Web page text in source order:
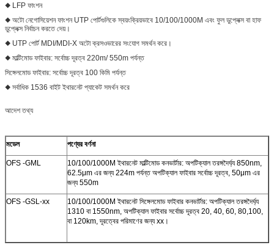
◆ LFP ফাংশন
◆ অটো নেগোসিয়েশন ফাংশন UTP পোর্টগুলিকে স্বয়ংক্রিয়ভাবে 10/100/1000M এবং ফুল ডুপ্লেক্স বা হাফ
ডুপ্লেক্স নির্বাচন করতে দেয়।
◆ UTP পোর্ট MDI/MDI-X অটো ক্রসওভারের সংযোগ সমর্থন করে।
◆ মাল্টিমোড ফাইবার: সর্বোচ্চ দূরত্ব 220m/ 550m পর্যন্ত
সিঙ্গেলমোড ফাইবার: সর্বোচ্চ দূরত্ব 100 কিমি পর্যন্ত
◆ সর্বাধিক 1536 বাইট ইথারনেট প্যাকেট সমর্থন করে
আদেশ তথ্য
মডেল পণ্যের বর্ণনা
OFS -GML
10/100/1000M ইথারনেট মাল্টিমোড কনভার্টার: অপটিক্যাল তরঙ্গদৈর্ঘ্য 850nm,
62.5μm এর জন্য 224m পর্যন্ত অপটিক্যাল ফাইবার সর্বোচ্চ দূরত্ব, 50μm এর
জন্য 550m
OFS -GSL-xx
10/100/1000M ইথারনেট সিঙ্গেলমোড ফাইবার কনভার্টার: অপটিক্যাল তরঙ্গদৈর্ঘ্য
1310 বা 1550nm, অপটিক্যাল ফাইবার সর্বোচ্চ দূরত্ব 20, 40, 60, 80,100,
বা 120km, দূরত্বের পরিমাণের জন্য xx।